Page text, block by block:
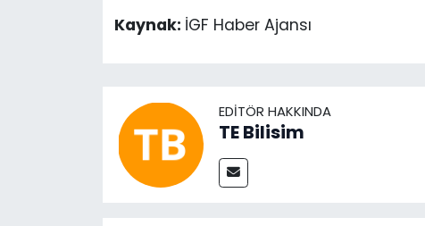
Kaynak: İGF Haber Ajansı
EDITÖR HAKKINDA
TE Bilisim